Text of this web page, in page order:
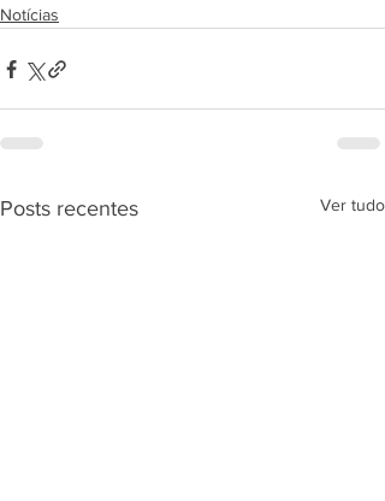
Notícias
Posts recentes Ver tudo